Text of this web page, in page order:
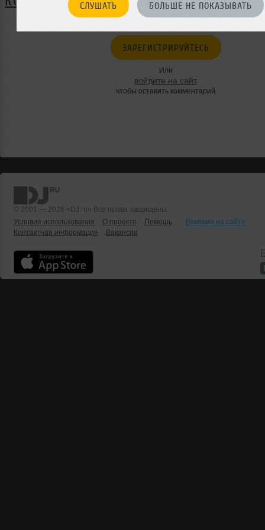
СЛУШАТЬ БОЛЬШЕ НЕ ПОКАЗЫВАТЬ
ЗАРЕГИСТРИРУЙТЕСЬ
Или
войдите на сайт
чтобы оставить комментарий
© 2001 — 2026 «DJ.ru» Все права защищены.
Условия использования
О проекте Помощь
Реклама на сайте
Контактная информация
Вакансии